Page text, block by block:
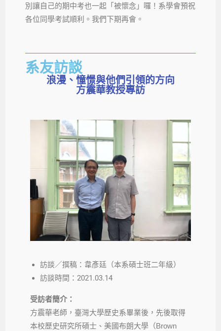
別讓自己的期中考也一起「被懷念」囉！系學會預祝
各位同學考試順利。我們下期再會。
系友訪談
浪漫、憧憬與他們引領的方向
方震華教授專訪
訪談／撰稿：韋彥廷（本系碩士班二年級）
訪談時間：2021.03.14
受訪者簡介：
方震華老師，臺灣大學歷史系畢業後，先後取得
本校歷史研究所碩士、美國布朗大學（Brown